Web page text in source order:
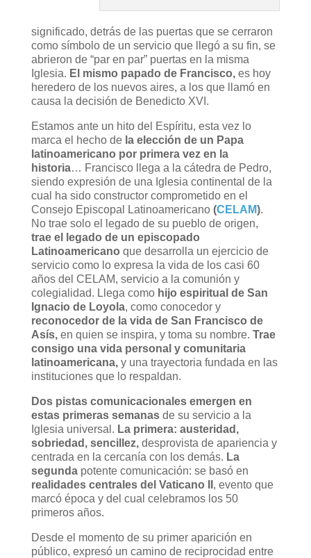
significado, detrás de las puertas que se cerraron
como símbolo de un servicio que llegó a su fin, se
abrieron de “par en par” puertas en la misma
Iglesia. El mismo papado de Francisco,es hoy
heredero de los nuevos aires, a los que llamó en
causa la decisión de Benedicto XVI.
Estamos ante un hito del Espíritu, esta vez lo
marca el hecho de la elección de un Papa
latinoamericano por primera vez en la
historia… Francisco llega a la cátedra de Pedro,
siendo expresión de una Iglesia continental de la
cual ha sido constructor comprometido en el
Consejo Episcopal Latinoamericano (CELAM).
No trae solo el legado de su pueblo de origen,
trae el legado de un episcopado
Latinoamericano que desarrolla un ejercicio de
servicio como lo expresa la vida de los casi 60
años del CELAM, servicio a la comunión y
colegialidad. Llega como hijo espiritual de San
Ignacio de Loyola, como conocedor y
reconocedor de la vida de San Francisco de
Asís,en quien se inspira, y toma su nombre. Trae
consigo una vida personal y comunitaria
latinoamericana,y una trayectoria fundada en las
instituciones que lo respaldan.
Dos pistas comunicacionales emergen en
estas primeras semanasde su servicio a la
Iglesia universal. La primera: austeridad,
sobriedad, sencillez,desprovista de apariencia y
centrada en la cercanía con los demás. La
segundapotente comunicación: se basó en
realidades centrales del Vaticano II , evento que
marcó época y del cual celebramos los 50
primeros años.
Desde el momento de su primer aparición en
público, expresó un camino de reciprocidad entre